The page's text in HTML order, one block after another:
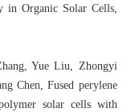
in Organic Solar Cells,
Yue Liu, Zhongyi
Chen, Fused perylene
solar cells with